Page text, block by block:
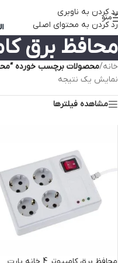
رد کردن به ناوبری
رد کردن به محتوای اصلی
منو
محافظ برق
خانه/محصولات برچسب خورده
نمایش یک نتیجه
مشاهده فیلترها